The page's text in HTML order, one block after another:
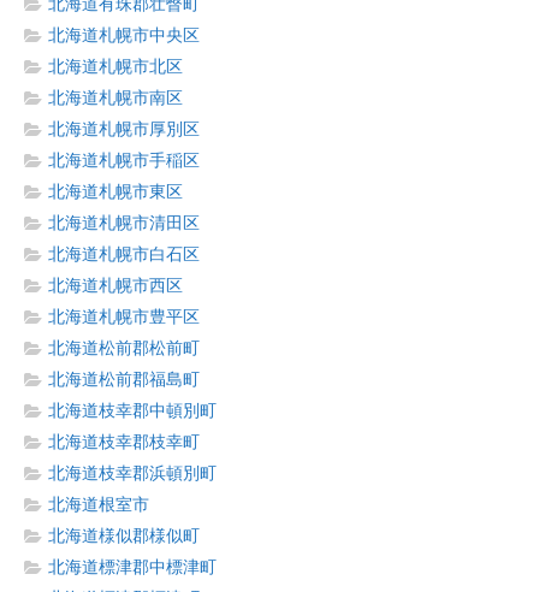
北海道有珠郡壮瞥町
北海道札幌市中央区
北海道札幌市北区
北海道札幌市南区
北海道札幌市厚別区
北海道札幌市手稲区
北海道札幌市東区
北海道札幌市清田区
北海道札幌市白石区
北海道札幌市西区
北海道札幌市豊平区
北海道松前郡松前町
北海道松前郡福島町
北海道枝幸郡中頓別町
北海道枝幸郡枝幸町
北海道枝幸郡浜頓別町
北海道根室市
北海道様似郡様似町
北海道標津郡中標津町